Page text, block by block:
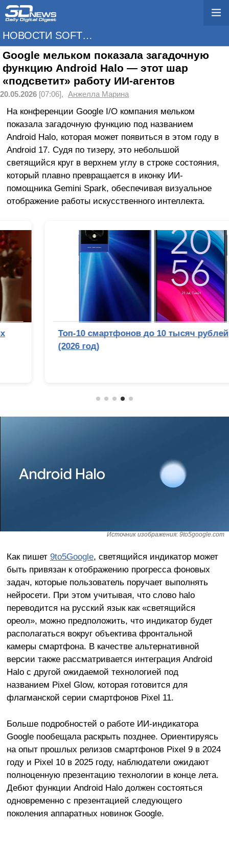
НОВОСТИ SOFTWARE
Google мельком показала загадочную
функцию Android Halo — этот шар
«подсветит» работу ИИ-агентов
20.05.2026 [07:06], Анжелла Марина
На конференции Google I/O компания мельком
показала загадочную функцию под названием
Android Halo, которая может появиться в этом году в
Android 17. Судя по тизеру, это небольшой
светящийся круг в верхнем углу в строке состояния,
который плавно превращается в иконку ИИ-
помощника Gemini Spark, обеспечивая визуальное
отображение работы искусственного интеллекта.
Топ-10 смартфонов до 10 тысяч рублей
(2026 год)
Источник изображения: 9to5google.com
Как пишет 9to5Google, светящийся индикатор может
быть привязан к отображению прогресса фоновых
задач, которые пользователь поручает выполнять
нейросети. При этом учитывая, что слово halo
переводится на русский язык как «светящийся
ореол», можно предположить, что индикатор будет
располагаться вокруг объектива фронтальной
камеры смартфона. В качестве альтернативной
версии также рассматривается интеграция Android
Halo с другой ожидаемой технологией под
названием Pixel Glow, которая готовится для
флагманской серии смартфонов Pixel 11.
Больше подробностей о работе ИИ-индикатора
Google пообещала раскрыть позднее. Ориентируясь
на опыт прошлых релизов смартфонов Pixel 9 в 2024
году и Pixel 10 в 2025 году, наблюдатели ожидают
полноценную презентацию технологии в конце лета.
Дебют функции Android Halo должен состояться
одновременно с презентацией следующего
поколения аппаратных новинок Google.